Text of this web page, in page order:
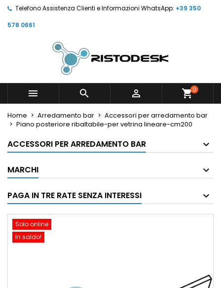
Telefono Assistenza Clienti e Informazioni WhatsApp: +39 350
578 0661
   shopping_cart0
Home Arredamento bar
Accessori per arredamento bar
Piano posteriore ribaltabile-per vetrina lineare-cm200
ACCESSORI PER ARREDAMENTO BAR
MARCHI
PAGA IN TRE RATE SENZA INTERESSI
Solo online
In saldo!